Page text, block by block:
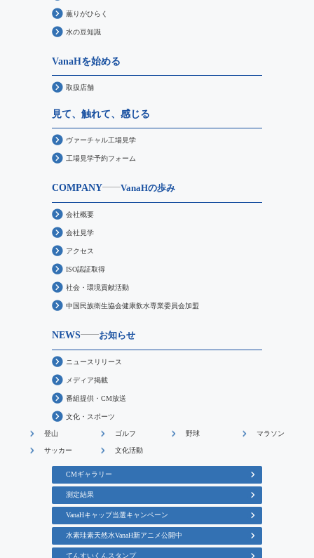
薫りがひらく
水の豆知識
VanaHを始める
取扱店舗
見て、触れて、感じる
ヴァーチャル工場見学
工場見学予約フォーム
COMPANY VanaHの歩み
会社概要
会社見学
アクセス
ISO認証取得
社会・環境貢献活動
中国民族衛生協会健康飲水専業委員会加盟
NEWS お知らせ
ニュースリリース
メディア掲載
番組提供・CM放送
文化・スポーツ
登山 ゴルフ 野球 マラソン
サッカー 文化活動
CMギャラリー
測定結果
VanaHキャップ当選キャンペーン
水素珪素天然水VanaH新アニメ公開中
てんすいくんスタンプ